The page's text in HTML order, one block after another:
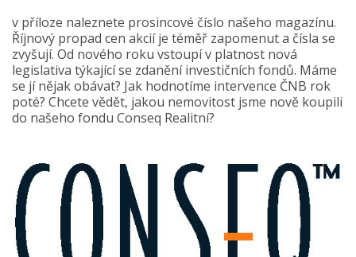
v příloze naleznete prosincové číslo našeho magazínu.
Říjnový propad cen akcií je téměř zapomenut a čísla se
zvyšují. Od nového roku vstoupí v platnost nová
legislativa týkající se zdanění investičních fondů. Máme
se jí nějak obávat? Jak hodnotíme intervence ČNB rok
poté? Chcete vědět, jakou nemovitost jsme nově koupili
do našeho fondu Conseq Realitní?